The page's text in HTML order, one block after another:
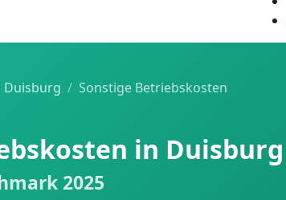
Duisburg Sonstige Betriebskosten
in Duisburg
2025